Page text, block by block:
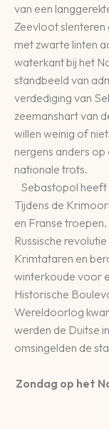
van een
Zeevloot
met zwarte linten
waterkant bij het
standbeeld van
verdediging van
zeemanshart van
willen weinig of
nergens anders op
nationale trots.
Sebastopol heeft
Tijdens de
en Franse
Russische
Krimtataren en
winterkoude voor
Historische
Wereldoorlog
werden de Duitse
omsingelden de
Zondag op het